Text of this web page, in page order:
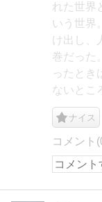
れた世界
いう世界
け出し、
巻だった
ったとき
ないとこ
ナイス
コメント